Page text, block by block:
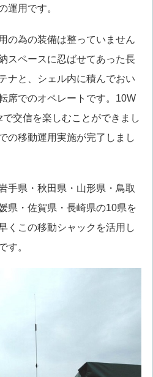
運用です。
の為の装備は整っていません
スペースに忍ばせてあった長
ナと、シェル内に積んでおい
席でのオペレートです。10W
交信を楽しむことができまし
の移動運用実施が完了しまし
手県・秋田県・山形県・鳥取
県・佐賀県・長崎県の10県を
くこの移動シャックを活用し
す。